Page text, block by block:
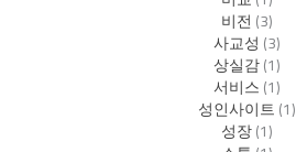
비전(3)
사교성 (3)
상실감(1)
서비스(1)
성인사이트(1)
성장(1)